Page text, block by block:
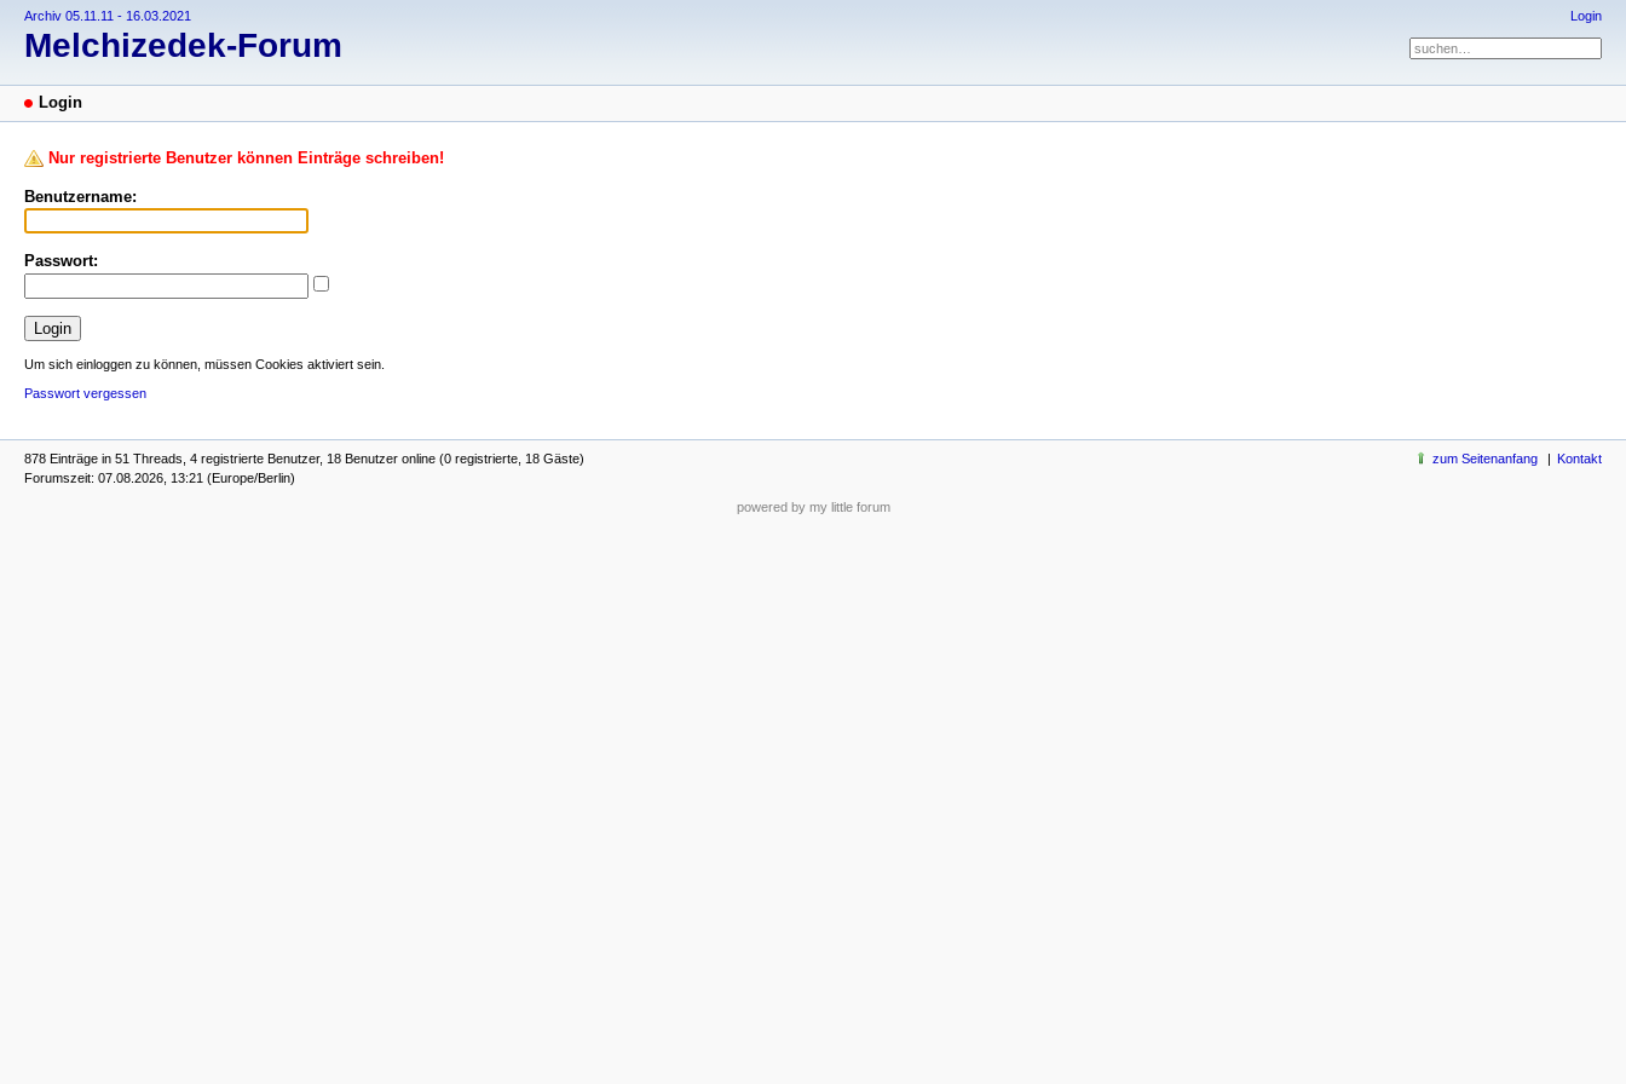
Archiv 05.11.11 - 16.03.2021
Melchizedek-Forum
Login
Login
Nur registrierte Benutzer können Einträge schreiben!
Benutzername:
Passwort:
Um sich einloggen zu können, müssen Cookies aktiviert sein.
Passwort vergessen
878 Einträge in 51 Threads, 4 registrierte Benutzer, 18 Benutzer online (0 registrierte, 18 Gäste)
Forumszeit: 07.08.2026, 13:21 (Europe/Berlin)
zum Seitenanfang Kontakt
powered by my little forum